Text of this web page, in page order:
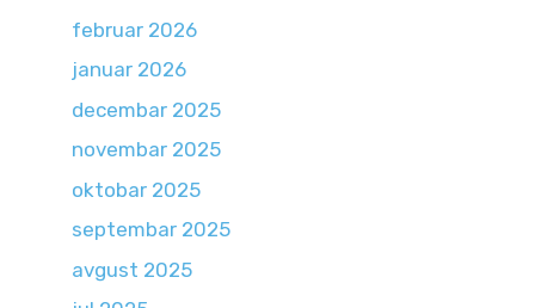
februar 2026
januar 2026
decembar 2025
novembar 2025
oktobar 2025
septembar 2025
avgust 2025